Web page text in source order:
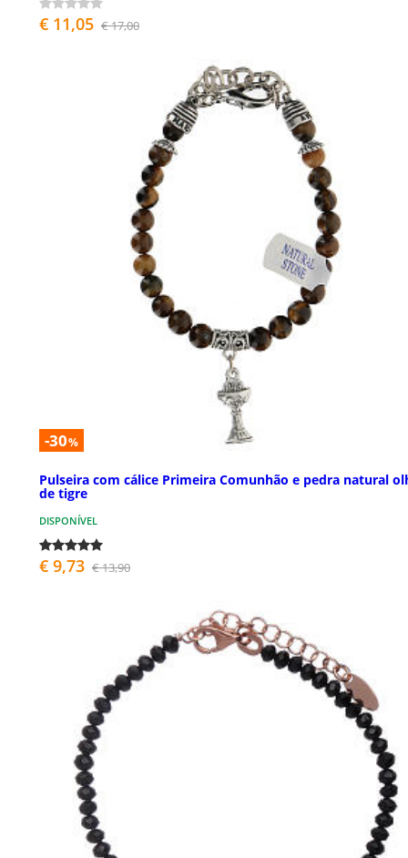
€ 11,05 € 17,00
-30%
Pulseira com cálice Primeira Comunhão e pedra natural
de tigre
DISPONÍVEL
€ 9,73 € 13,90